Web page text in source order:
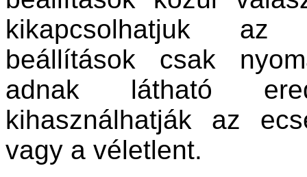
kikapcsolhatjuk az
beállítások csak
adnak látható
kihasználhatják az
vagy a véletlent.